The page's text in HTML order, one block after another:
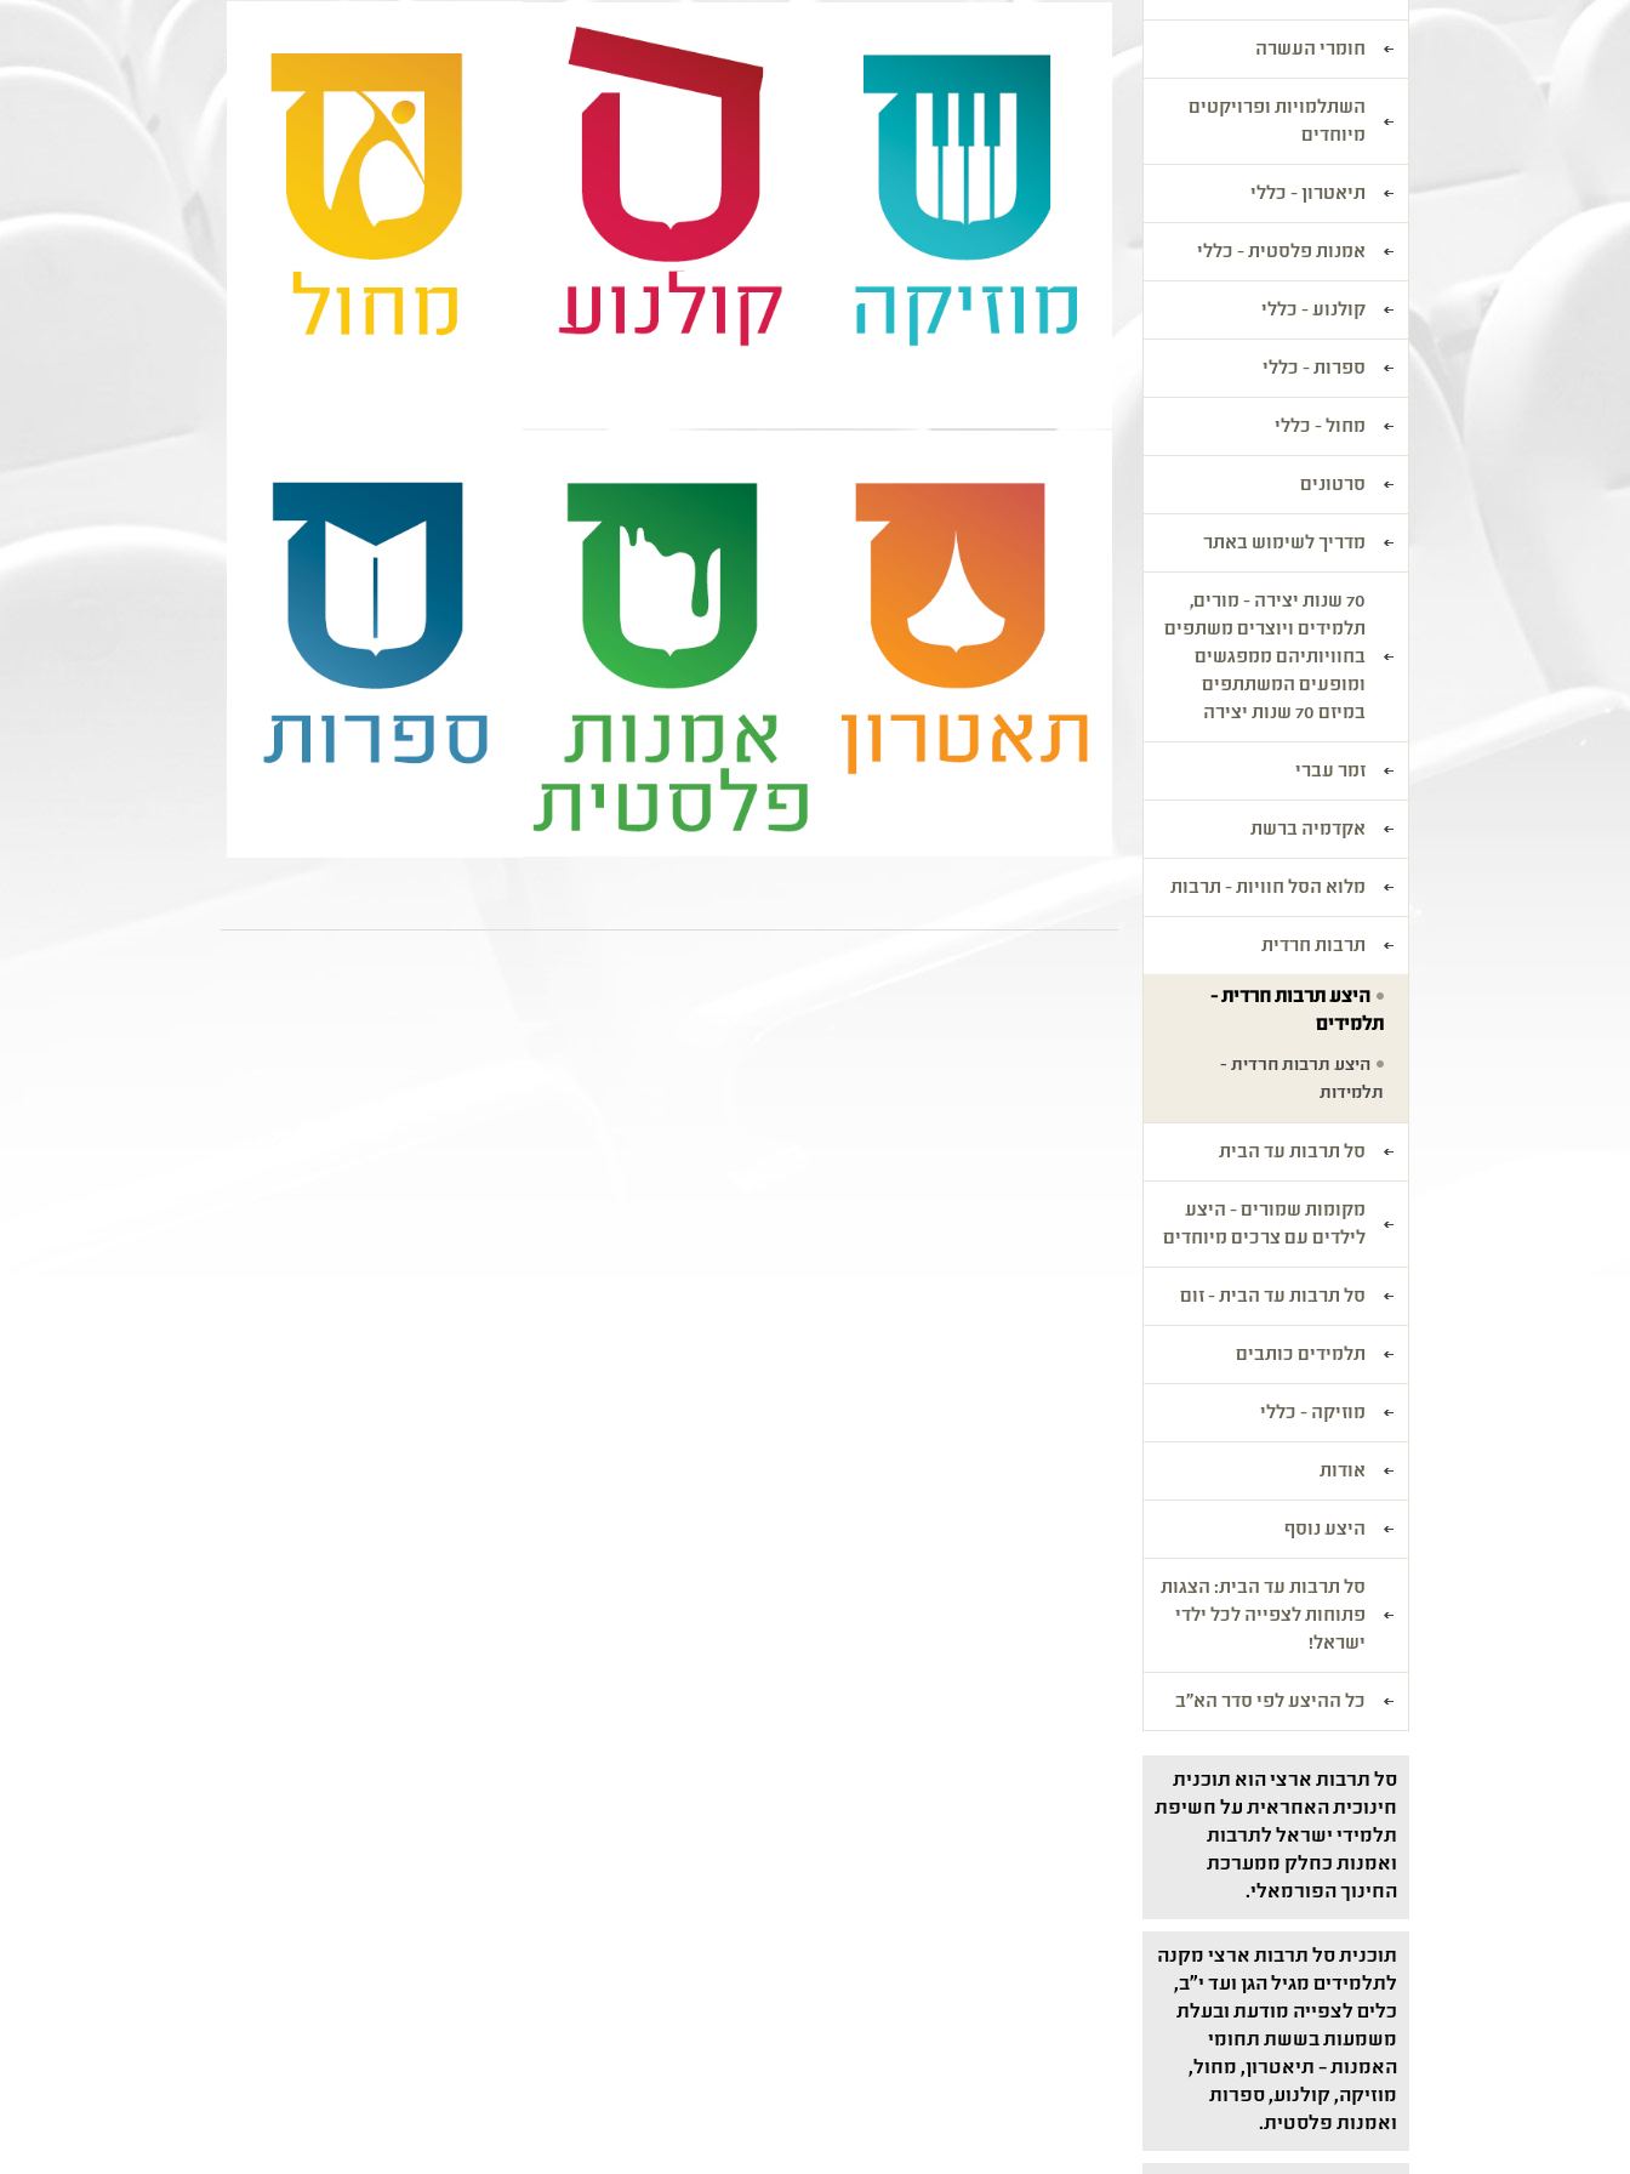
חומרי העשרה
השתלמויות ופרויקטים
מיוחדים
תיאטרון - כללי
אמנות פלסטית - כללי
קולנוע - כללי
ספרות - כללי
מחול - כללי
סרטונים
מדריך לשימוש באתר
70 שנות יצירה - מורים,
תלמידים ויוצרים משתפים
בחוויותיהם ממפגשים
ומופעים המשתתפים
במיזם 70 שנות יצירה
זמר עברי
אקדמיה ברשת
מלוא הסל חוויות - תרבות
תרבות חרדית
היצע תרבות חרדית -
תלמידים
היצע תרבות חרדית -
תלמידות
סל תרבות עד הבית
מקומות שמורים - היצע
לילדים עם צרכים מיוחדים
סל תרבות עד הבית - זום
תלמידים כותבים
מוזיקה - כללי
אודות
היצע נוסף
סל תרבות עד הבית: הצגות
פתוחות לצפייה לכל ילדי
ישראל!
כל ההיצע לפי סדר הא"ב
סל תרבות ארצי הוא תוכנית
חינוכית האחראית על חשיפת
תלמידי ישראל לתרבות
ואמנות כחלק ממערכת
החינוך הפורמאלי.
תוכנית סל תרבות ארצי מקנה
לתלמידים מגיל הגן ועד י"ב,
כלים לצפייה מודעת ובעלת
משמעות בששת תחומי
האמנות – תיאטרון, מחול,
מוזיקה, קולנוע, ספרות
ואמנות פלסטית.